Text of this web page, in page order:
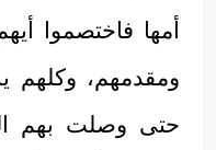
أمها فاختصموا
ومقدمهم، وكلهم
حتى وصلت بهم